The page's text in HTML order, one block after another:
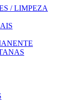
/ LIMPEZA